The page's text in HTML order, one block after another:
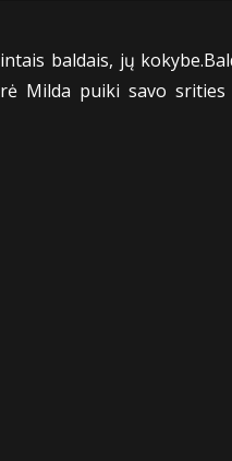
baldais, jų
Milda puiki savo